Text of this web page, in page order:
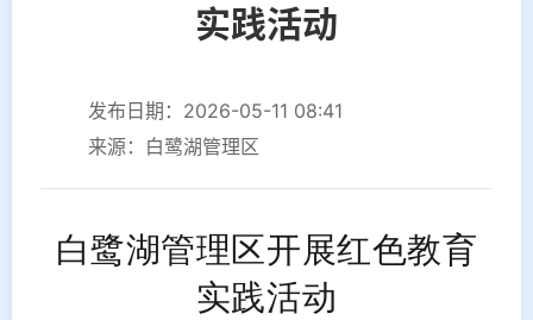
实践活动
发布日期：2026-05-11 08:41
来源：白鹭湖管理区
白鹭湖管理区开展红色教育
实践活动